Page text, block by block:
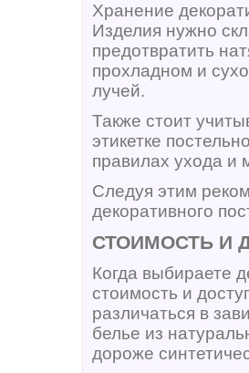
Хранение
Изделия нужно
предотвратить
прохладном и
лучей.
Также стоит
этикетке
правилах ухода и
Следуя этим
декоративного
СТОИМОСТЬ И
Когда выбираете
стоимость и
различаться в
белье из
дороже